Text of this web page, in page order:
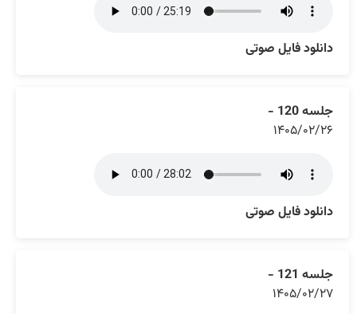
دانلود فایل صوتی
جلسه 120 -
۱۴۰۵/۰۲/۲۶
دانلود فایل صوتی
جلسه 121 -
۱۴۰۵/۰۲/۲۷